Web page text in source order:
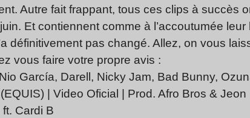
Autre fait frappant, tous ces clips à succès
Et contiennent comme à l’accoutumée
définitivement pas changé. Allez, on vous
vous faire votre propre avis :
García, Darell, Nicky Jam, Bad Bunny,
| Video Oficial | Prod. Afro Bros & Jeon
Cardi B